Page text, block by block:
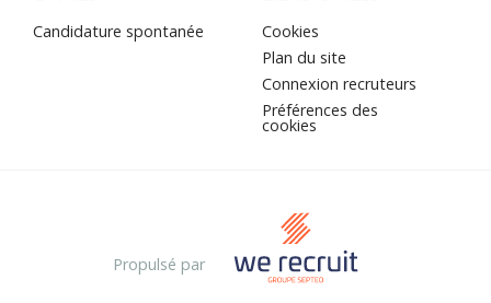
Candidature spontanée
Cookies
Plan du site
Connexion recruteurs
Préférences des
cookies
Propulsé par